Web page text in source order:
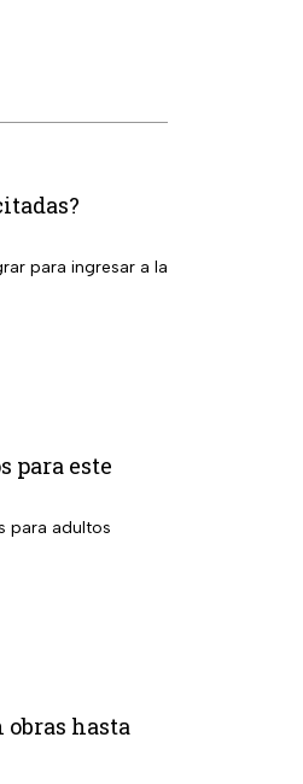
para ingresar a la
para este
para adultos
hasta